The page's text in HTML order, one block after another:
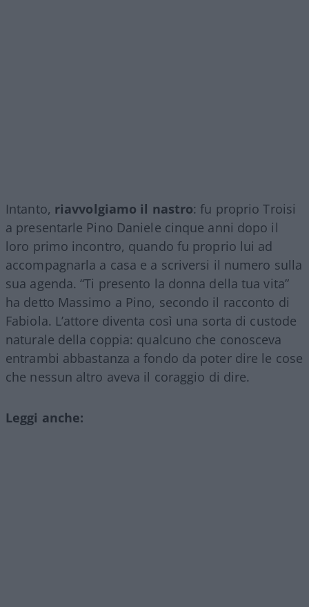
Intanto, riavvolgiamo il nastro: fu proprio Troisi
a presentarle Pino Daniele cinque anni dopo il
loro primo incontro, quando fu proprio lui ad
accompagnarla a casa e a scriversi il numero sulla
sua agenda. “Ti presento la donna della tua vita”
ha detto Massimo a Pino, secondo il racconto di
Fabiola. L’attore diventa così una sorta di custode
naturale della coppia: qualcuno che conosceva
entrambi abbastanza a fondo da poter dire le cose
che nessun altro aveva il coraggio di dire.
Leggi anche: